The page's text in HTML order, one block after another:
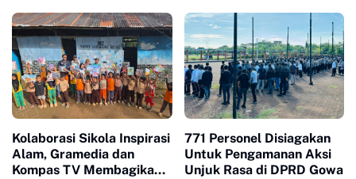
Kolaborasi Sikola Inspirasi
Alam, Gramedia dan
Kompas TV Membagikan
771 Personel Disiagakan
Untuk Pengamanan Aksi
Unjuk Rasa di DPRD Gowa